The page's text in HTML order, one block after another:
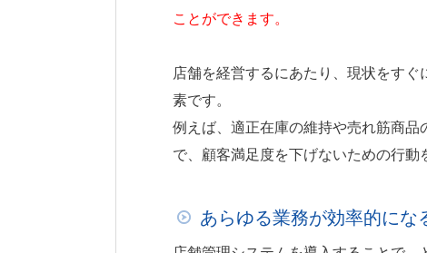
ことができます。
店舗を経営するにあたり、現状をす
素です。
例えば、適正在庫の維持や売れ筋商
で、顧客満足度を下げないための行動
あらゆる業務が効率的にな